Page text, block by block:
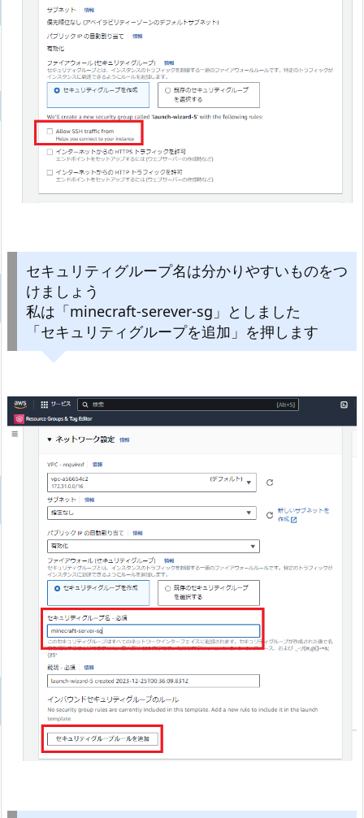
セキュリティグループ名は分かりやすいものをつ
けましょう
私は「minecraft-serever-sg」としました
「セキュリティグループを追加」を押します